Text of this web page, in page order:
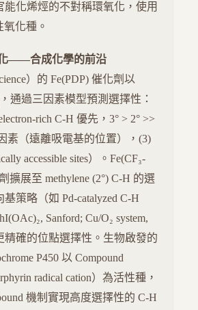
能化烯烴的不對稱環氧化，使用
氧化種。
——合成化學的前沿
）的 Fe(PDP) 催化劑以
通過三因素模型預測選擇性：
rich C-H 優先，3° > 2° >>
素（遠離吸電基的位置），(3)
accessible sites）。Fe(CF₃-
擴展至 methylene (2°) C-H 的選
策略（如 Pd-catalyzed C-H
Sanford; Cu/O₂ system,
精確的位點選擇性。生物啟發的
P450 以 Compound
radical cation）為活性種，
機制實現高度選擇性的 C-H